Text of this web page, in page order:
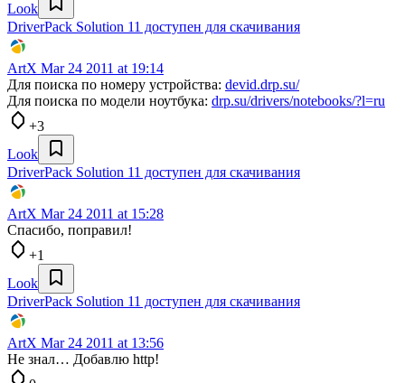
Look
DriverPack Solution 11 доступен для скачивания
ArtX Mar 24 2011 at 19:14
Для поиска по номеру устройства: devid.drp.su/
Для поиска по модели ноутбука: drp.su/drivers/notebooks/?l=ru
+3
Look
DriverPack Solution 11 доступен для скачивания
ArtX Mar 24 2011 at 15:28
Спасибо, поправил!
+1
Look
DriverPack Solution 11 доступен для скачивания
ArtX Mar 24 2011 at 13:56
Не знал… Добавлю http!